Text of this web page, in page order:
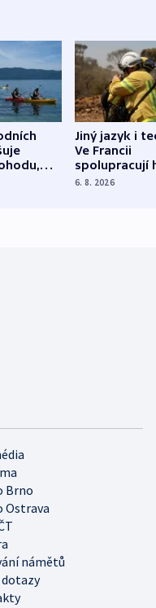
Jiný jazyk i
Ve Francii
spolupracují
různých zemí
6. 8. 2026
Brno
Ostrava
námětů